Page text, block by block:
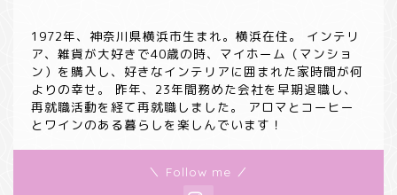
1972年、神奈川県横浜市生まれ。横浜在住。 インテリ
ア、雑貨が大好きで40歳の時、マイホーム（マンショ
ン）を購入し、好きなインテリアに囲まれた家時間が何
よりの幸せ。 昨年、23年間務めた会社を早期退職し、
再就職活動を経て再就職しました。 アロマとコーヒー
とワインのある暮らしを楽しんでいます！
＼ Follow me ／